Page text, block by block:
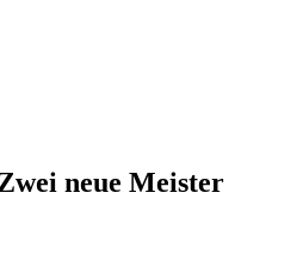
neue Meister